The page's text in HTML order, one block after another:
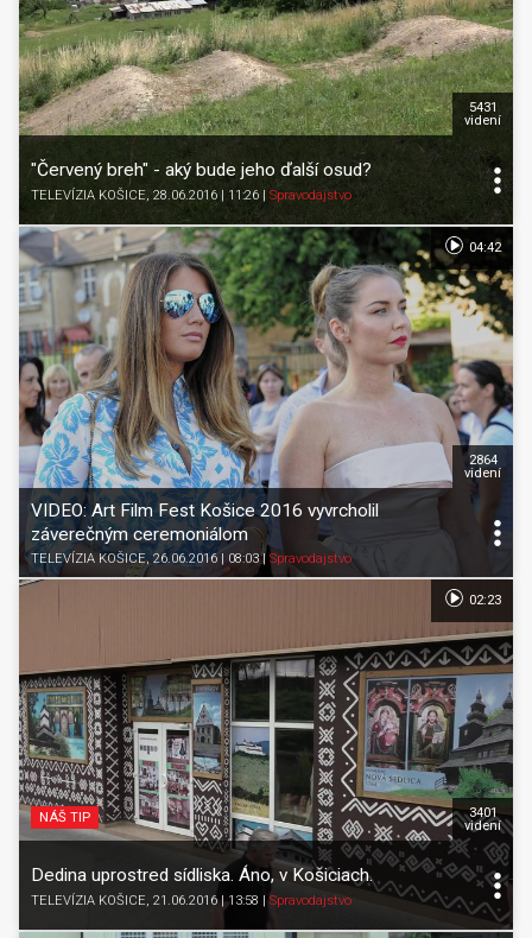
"Červený breh" - aký bude jeho ďalší osud?
TELEVÍZIA KOŠICE, 28.06.2016 | 11:26 | Spravodajstvo
5431
videní
VIDEO: Art Film Fest Košice 2016 vyvrcholil
záverečným ceremoniálom
TELEVÍZIA KOŠICE, 26.06.2016 | 08:03| Spravodajstvo
2864
videní
04:42
NÁŠ TIP
Dedina uprostred sídliska. Áno, v Košiciach.
TELEVÍZIA KOŠICE, 21.06.2016 | 13:58 | Spravodajstvo
3401
videní
02:23